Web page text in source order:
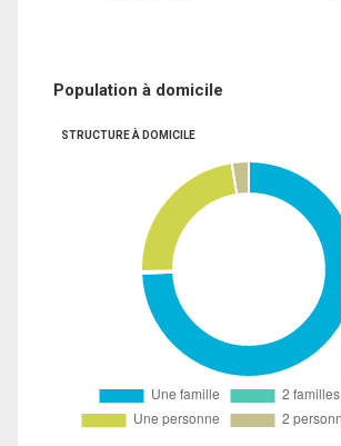
Population à domicile
STRUCTURE À DOMICILE